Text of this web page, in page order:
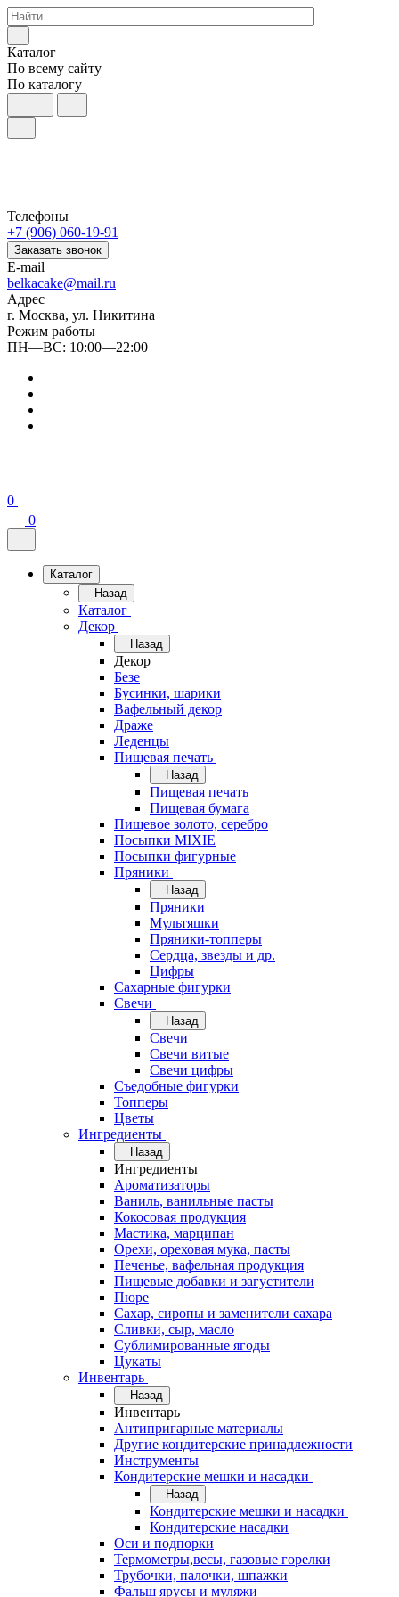
Каталог
По всему сайту
По каталогу
Телефоны
+7 (906) 060-19-91
Заказать звонок
E-mail
belkacake@mail.ru
Адрес
г. Москва, ул. Никитина
Режим работы
ПН—ВС: 10:00—22:00
0
0
Каталог
Назад
Каталог
Декор
Назад
Декор
Безе
Бусинки, шарики
Вафельный декор
Драже
Леденцы
Пищевая печать
Назад
Пищевая печать
Пищевая бумага
Пищевое золото, серебро
Посыпки MIXIE
Посыпки фигурные
Пряники
Назад
Пряники
Мультяшки
Пряники-топперы
Сердца, звезды и др.
Цифры
Сахарные фигурки
Свечи
Назад
Свечи
Свечи витые
Свечи цифры
Съедобные фигурки
Топперы
Цветы
Ингредиенты
Назад
Ингредиенты
Ароматизаторы
Ваниль, ванильные пасты
Кокосовая продукция
Мастика, марципан
Орехи, ореховая мука, пасты
Печенье, вафельная продукция
Пищевые добавки и загустители
Пюре
Сахар, сиропы и заменители сахара
Сливки, сыр, масло
Сублимированные ягоды
Цукаты
Инвентарь
Назад
Инвентарь
Антипригарные материалы
Другие кондитерские принадлежности
Инструменты
Кондитерские мешки и насадки
Назад
Кондитерские мешки и насадки
Кондитерские насадки
Оси и подпорки
Термометры,весы, газовые горелки
Трубочки, палочки, шпажки
Фальш ярусы и муляжи